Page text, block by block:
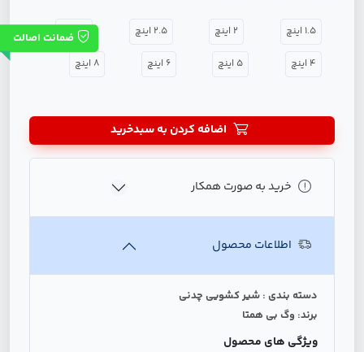
1.5 اینچ 2 اینچ 2.5 اینچ 3 اینچ
4 اینچ 5 اینچ 6 اینچ 8 اینچ
ضمانت اصالت
اضافه کردن به سبدخرید
خرید به صورت همکار
اطلاعات محصول
دسته بندی : شیر کشویی چدنی
برند: وگ بی همتا
ویژگی های محصول